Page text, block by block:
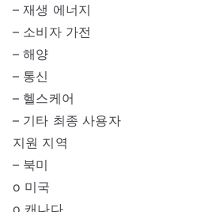
– 재생 에너지
– 소비자 가전
– 해양
– 통신
– 헬스케어
– 기타 최종 사용자
지원 지역
– 북미
o 미국
o 캐나다